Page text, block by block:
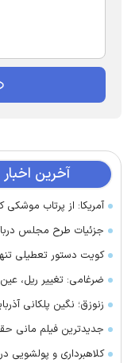
آخرین اخبار
آمریکا: از پرتاب
جزئیات طرح مجلس
کویت دستور تعطیلی
ضرغامی: تغییر ریل،
زنوزق؛ نگین پلکانی
جدیدترین فیلم مانی
کلاهبرداری و پولشویی